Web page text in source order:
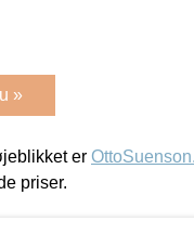
»
er
priser.